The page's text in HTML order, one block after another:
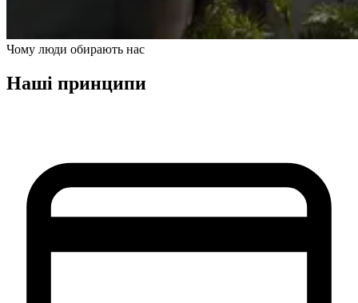
Чому люди обирають нас
Наші принципи